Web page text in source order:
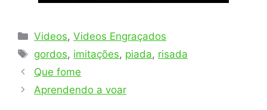
Categorias
Videos,Videos Engraçados
Tags
gordos, imitações, piada, risada
Que fome
Aprendendo a voar